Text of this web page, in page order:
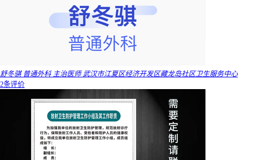
舒冬骐 普通外科 主治医师 武汉市江夏区经济开发区藏龙岛社区卫生服务中心
2条评价